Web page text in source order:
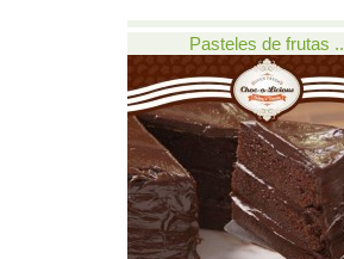
Pasteles de frutas ..